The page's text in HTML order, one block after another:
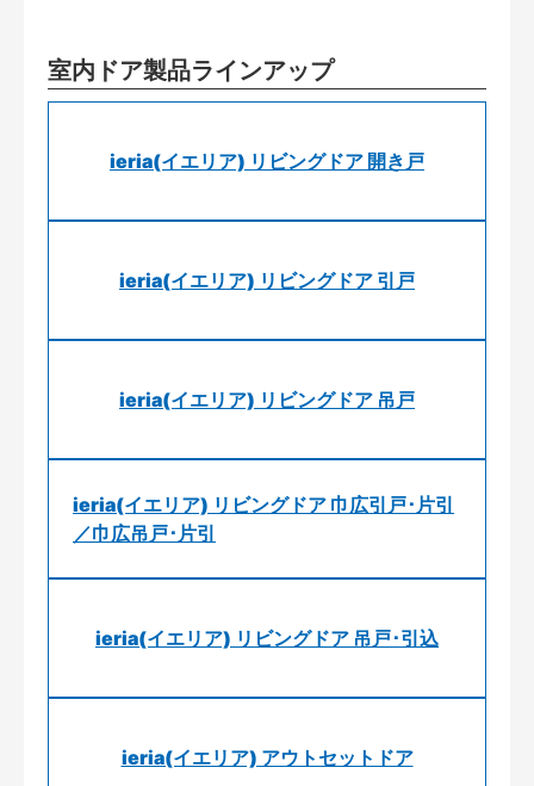
室内ドア製品ラインアップ
ieria(イエリア) リビングドア 開き戸
ieria(イエリア) リビングドア 引戸
ieria(イエリア) リビングドア 吊戸
ieria(イエリア) リビングドア 巾広引戸･片引
／巾広吊戸･片引
ieria(イエリア) リビングドア 吊戸･引込
ieria(イエリア) アウトセットドア